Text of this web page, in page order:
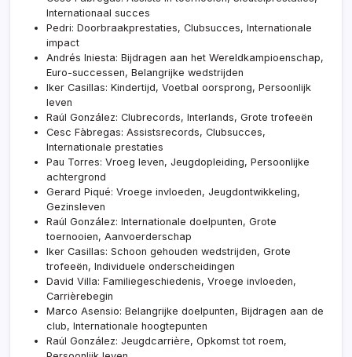
Internationaal succes
Pedri: Doorbraakprestaties, Clubsucces, Internationale
impact
Andrés Iniesta: Bijdragen aan het Wereldkampioenschap,
Euro-successen, Belangrijke wedstrijden
Iker Casillas: Kindertijd, Voetbal oorsprong, Persoonlijk
leven
Raúl González: Clubrecords, Interlands, Grote trofeeën
Cesc Fàbregas: Assistsrecords, Clubsucces,
Internationale prestaties
Pau Torres: Vroeg leven, Jeugdopleiding, Persoonlijke
achtergrond
Gerard Piqué: Vroege invloeden, Jeugdontwikkeling,
Gezinsleven
Raúl González: Internationale doelpunten, Grote
toernooien, Aanvoerderschap
Iker Casillas: Schoon gehouden wedstrijden, Grote
trofeeën, Individuele onderscheidingen
David Villa: Familiegeschiedenis, Vroege invloeden,
Carrièrebegin
Marco Asensio: Belangrijke doelpunten, Bijdragen aan de
club, Internationale hoogtepunten
Raúl González: Jeugdcarrière, Opkomst tot roem,